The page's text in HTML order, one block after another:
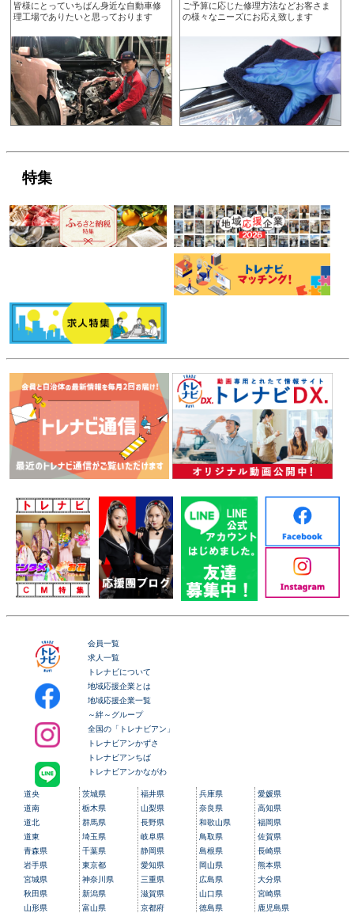
皆様にとっていちばん身近な自動車修
理工場でありたいと思っております
ご予算に応じた修理方法などお客さま
の様々なニーズにお応え致します
特集
会員一覧
求人一覧
トレナビについて
地域応援企業とは
地域応援企業一覧
～絆～グループ
全国の「トレナビアン」
トレナビアンかずさ
トレナビアンちば
トレナビアンかながわ
道央
道南
道北
道東
青森県
岩手県
宮城県
秋田県
山形県
茨城県
栃木県
群馬県
埼玉県
千葉県
東京都
神奈川県
新潟県
富山県
福井県
山梨県
長野県
岐阜県
静岡県
愛知県
三重県
滋賀県
京都府
兵庫県
奈良県
和歌山県
鳥取県
島根県
岡山県
広島県
山口県
徳島県
愛媛県
高知県
福岡県
佐賀県
長崎県
熊本県
大分県
宮崎県
鹿児島県